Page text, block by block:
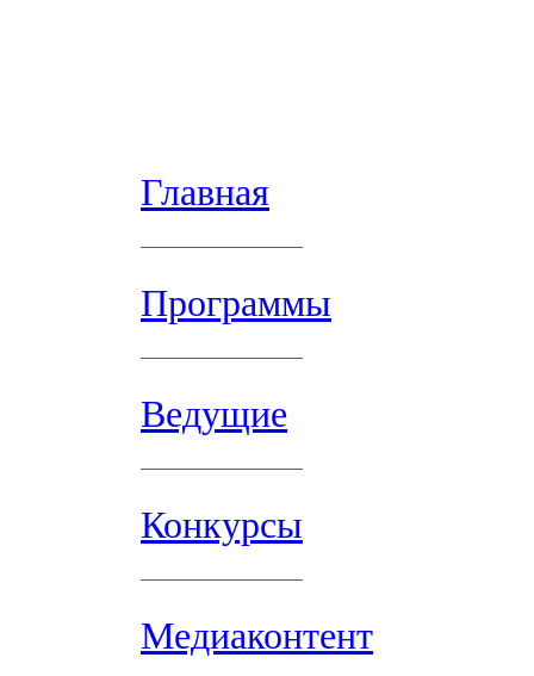
Главная
Программы
Ведущие
Конкурсы
Медиаконтент